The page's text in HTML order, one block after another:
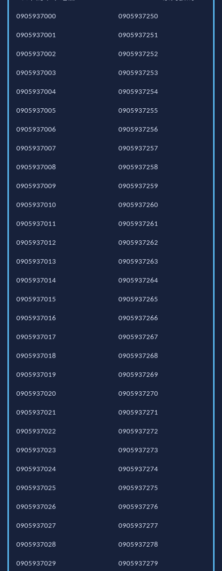
0905937000
0905937001
0905937002
0905937003
0905937004
0905937005
0905937006
0905937007
0905937008
0905937009
0905937010
0905937011
0905937012
0905937013
0905937014
0905937015
0905937016
0905937017
0905937018
0905937019
0905937020
0905937021
0905937022
0905937023
0905937024
0905937025
0905937026
0905937027
0905937028
0905937029
0905937250
0905937251
0905937252
0905937253
0905937254
0905937255
0905937256
0905937257
0905937258
0905937259
0905937260
0905937261
0905937262
0905937263
0905937264
0905937265
0905937266
0905937267
0905937268
0905937269
0905937270
0905937271
0905937272
0905937273
0905937274
0905937275
0905937276
0905937277
0905937278
0905937279